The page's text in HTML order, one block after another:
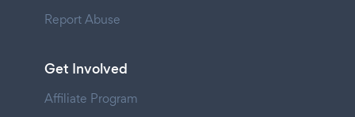
Report Abuse
Get Involved
Affiliate Program